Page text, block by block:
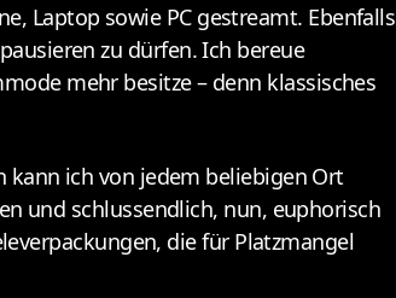
Laptop sowie PC gestreamt. Ebenfalls
zu dürfen. Ich bereue
mehr besitze – denn klassisches
kann ich von jedem beliebigen Ort
und schlussendlich, nun, euphorisch
die für Platzmangel